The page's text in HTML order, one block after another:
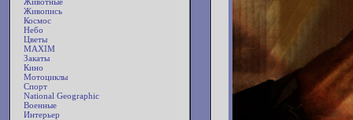
Живопись
Космос
Небо
Цветы
MAXIM
Закаты
Кино
Мотоциклы
Спорт
National Geographic
Военные
Интерьер